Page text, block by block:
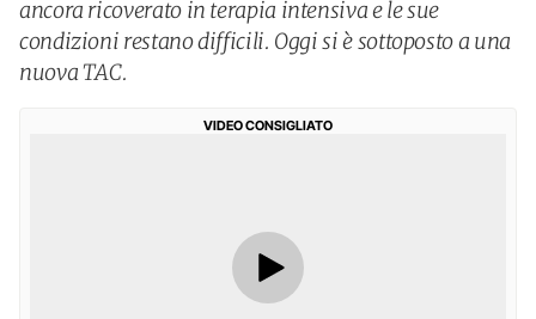
ancora ricoverato in terapia intensiva e le sue
condizioni restano difficili. Oggi si è sottoposto a una
nuova TAC.
VIDEO CONSIGLIATO